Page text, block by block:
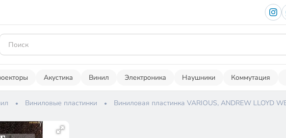
Акустика Винил Электроника Наушники Коммутация
Виниловые пластинки Виниловая пластинка VARIOUS, ANDREW LLOYD